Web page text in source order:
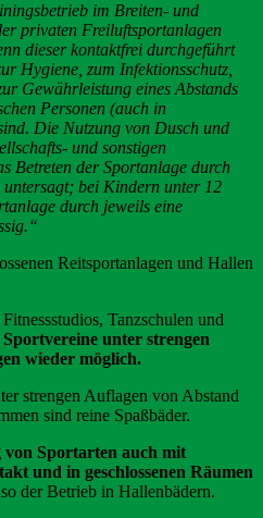
im Breiten- und
privaten Freiluftsportanlagen
dieser kontaktfrei durchgeführt
Hygiene, zum Infektionsschutz,
Gewährleistung eines Abstands
Personen (auch in
Die Nutzung von Dusch und
und sonstigen
Betreten der Sportanlage durch
untersagt; bei Kindern unter 12
durch jeweils eine
Reitsportanlagen und Hallen
Tanzschulen und
unter strengen
wieder möglich.
strengen Auflagen von Abstand
sind reine Spaßbäder.
von Sportarten auch mit
und in geschlossenen Räumen
der Betrieb in Hallenbädern.